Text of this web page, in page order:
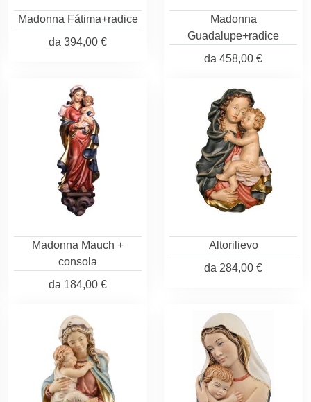
Madonna Fátima+radice
da 394,00 €
Madonna
Guadalupe+radice
da 458,00 €
Madonna Mauch +
consola
da 184,00 €
Altorilievo
da 284,00 €